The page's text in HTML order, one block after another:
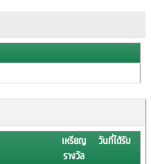
เหรียญ
รางวัล
วันที่ได้รับ